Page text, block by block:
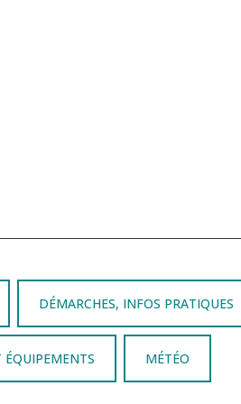
DÉMARCHES, INFOS PRATIQUES
ÉQUIPEMENTS MÉTÉO